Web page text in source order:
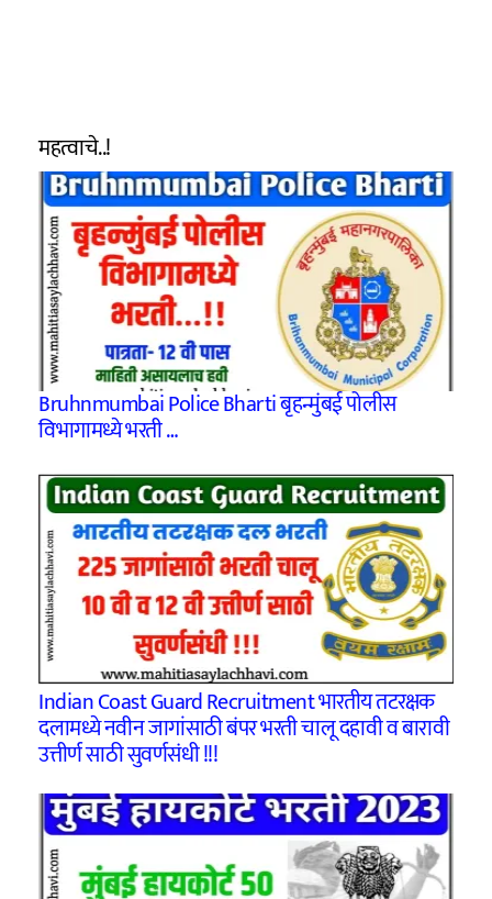
महत्वाचे..!
Bruhnmumbai Police Bharti बृहन्मुंबई पोलीस
विभागामध्ये भरती …
Indian Coast Guard Recruitment भारतीय तटरक्षक
दलामध्ये नवीन जागांसाठी बंपर भरती चालू दहावी व बारावी
उत्तीर्ण साठी सुवर्णसंधी !!!